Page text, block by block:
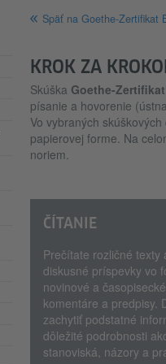
Späť na Goethe-Zertifikat
KROK ZA
Skúška Goethe-
písanie a hovorenie
Vo vybraných
papierovej forme. Na
noriem.
ČÍTANIE
Prečítate rozličné texty
diskusné príspevky vo
novinové a
komentáre a predpisy.
zachytiť podstatné
dôležité podrobnosti
stanoviská, názory a